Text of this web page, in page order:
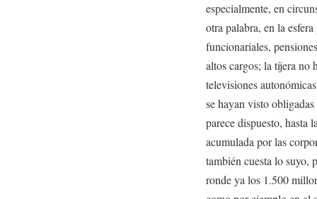
especialmente, en
otra palabra, en la
funcionariales,
altos cargos; la tijera no
televisiones
se hayan visto obligadas
parece dispuesto, hasta
acumulada por las
también cuesta lo
ronde ya los 1.500